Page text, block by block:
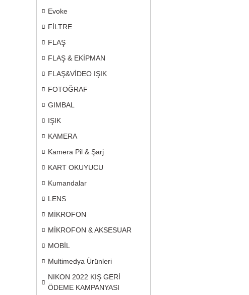
Evoke
FİLTRE
FLAŞ
FLAŞ & EKİPMAN
FLAŞ&VİDEO IŞIK
FOTOĞRAF
GIMBAL
IŞIK
KAMERA
Kamera Pil & Şarj
KART OKUYUCU
Kumandalar
LENS
MİKROFON
MİKROFON & AKSESUAR
MOBİL
Multimedya Ürünleri
NIKON 2022 KIŞ GERİ
ÖDEME KAMPANYASI